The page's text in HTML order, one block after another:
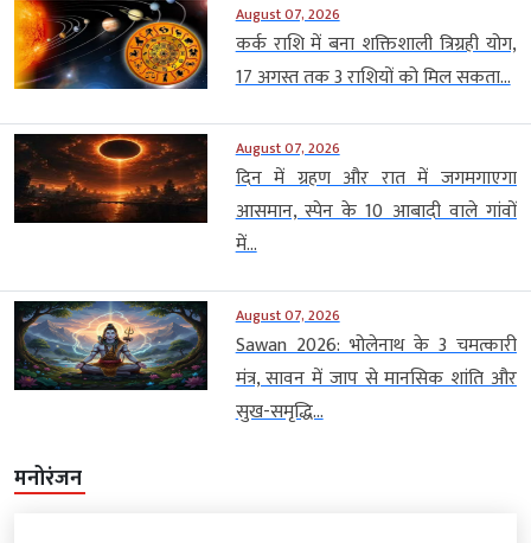
August 07, 2026
कर्क राशि में बना शक्तिशाली त्रिग्रही योग,
17 अगस्त तक 3 राशियों को मिल सकता...
August 07, 2026
दिन में ग्रहण और रात में जगमगाएगा
आसमान, स्पेन के 10 आबादी वाले गांवों
में...
August 07, 2026
Sawan 2026: भोलेनाथ के 3 चमत्कारी
मंत्र, सावन में जाप से मानसिक शांति और
सुख-समृद्धि...
मनोरंजन